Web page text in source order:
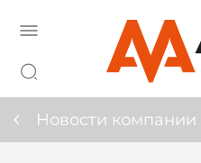
Новости компании